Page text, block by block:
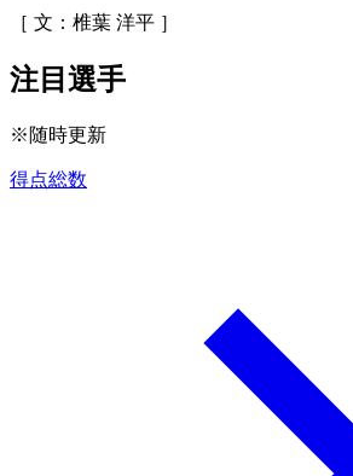
［ 文：椎葉 洋平 ］
注目選手
※随時更新
得点総数